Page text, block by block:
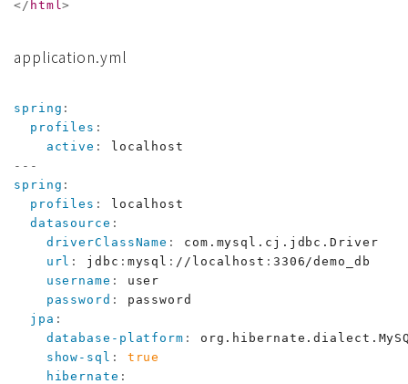
</ html>
application.yml
spring :
profiles :
active :
---
spring :
profiles :
localhost
datasource :
driverClassName :
com.mysql.cj.jdbc.Driver
url : jdbc : mysql : //localhost : 3306/demo_db
username :
user
password :
password
jpa :
database-platform :
show-sql :
true
hibernate :